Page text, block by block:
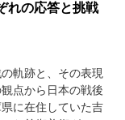
れの応答と挑戦
軌跡と、その表現
点から日本の戦後
に在住していた吉